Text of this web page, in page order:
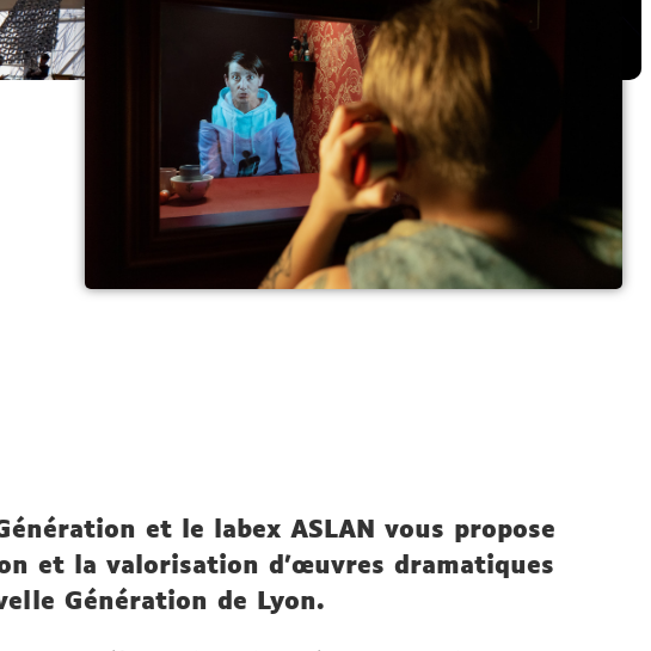
et le labex ASLAN vous propose
et la valorisation d’œuvres dramatiques
Génération de Lyon.